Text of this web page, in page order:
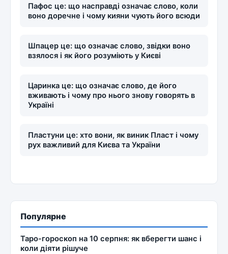
Пафос це: що насправді означає слово, коли
воно доречне і чому кияни чують його всюди
Шпацер це: що означає слово, звідки воно
взялося і як його розуміють у Києві
Царинка це: що означає слово, де його
вживають і чому про нього знову говорять в
Україні
Пластуни це: хто вони, як виник Пласт і чому
рух важливий для Києва та України
Популярне
Таро-гороскоп на 10 серпня: як вберегти шанс і
коли діяти рішуче